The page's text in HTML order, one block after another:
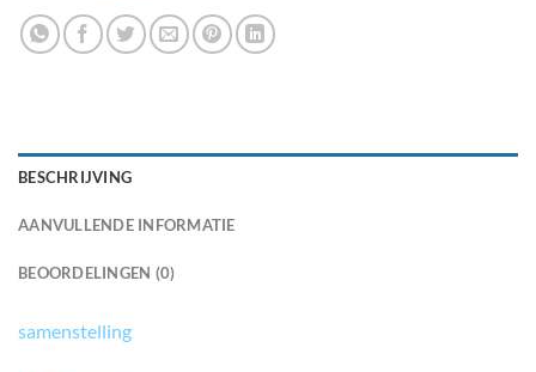
BESCHRIJVING
AANVULLENDE INFORMATIE
BEOORDELINGEN (0)
samenstelling